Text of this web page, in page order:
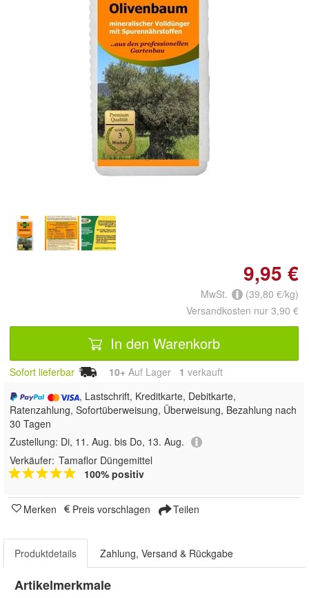
Doppelt antippen zum
vergrößern
9,95 €
MwSt.
(39,80 €/kg)
Versandkosten nur 3,90 €
In den Warenkorb
Sofort lieferbar 10+ Auf Lager 1 verkauft
, Lastschrift, Kreditkarte, Debitkarte,
Ratenzahlung, Sofortüberweisung, Überweisung, Bezahlung nach
30 Tagen
Zustellung: Di, 11. Aug. bis Do, 13. Aug.
Verkäufer: Tamaflor Düngemittel
100% positiv
Merken Preis vorschlagen Teilen
Produktdetails Zahlung, Versand & Rückgabe
Artikelmerkmale